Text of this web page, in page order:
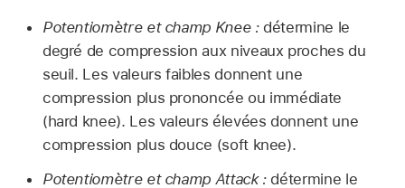
Potentiomètre et champ Knee : détermine le
degré de compression aux niveaux proches du
seuil. Les valeurs faibles donnent une
compression plus prononcée ou immédiate
(hard knee). Les valeurs élevées donnent une
compression plus douce (soft knee).
Potentiomètre et champ Attack : détermine le